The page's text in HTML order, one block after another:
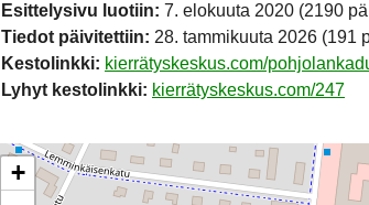
Esittelysivu luotiin: 7. elokuuta 2020 (2190
Tiedot päivitettiin: 28. tammikuuta 2026 (191
Kestolinkki: kierrätyskeskus.com/
Lyhyt kestolinkki: kierrätyskeskus.com/247
+